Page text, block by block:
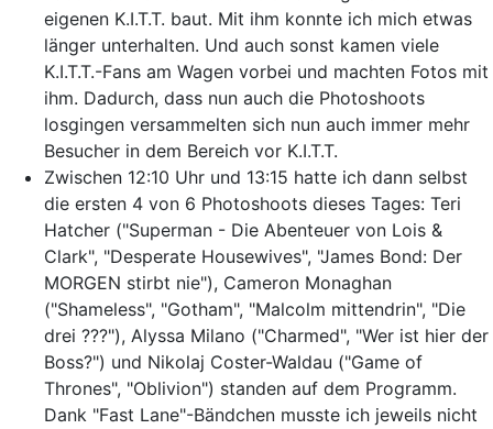
eigenen K.I.T.T. baut. Mit ihm konnte ich mich etwas
länger unterhalten. Und auch sonst kamen viele
K.I.T.T.-Fans am Wagen vorbei und machten Fotos mit
ihm. Dadurch, dass nun auch die Photoshoots
losgingen versammelten sich nun auch immer mehr
Besucher in dem Bereich vor K.I.T.T.
Zwischen 12:10 Uhr und 13:15 hatte ich dann selbst
die ersten 4 von 6 Photoshoots dieses Tages: Teri
Hatcher ("Superman - Die Abenteuer von Lois &
Clark", "Desperate Housewives", "James Bond: Der
MORGEN stirbt nie"), Cameron Monaghan
("Shameless", "Gotham", "Malcolm mittendrin", "Die
drei ???"), Alyssa Milano ("Charmed", "Wer ist hier der
Boss?") und Nikolaj Coster-Waldau ("Game of
Thrones", "Oblivion") standen auf dem Programm.
Dank "Fast Lane"-Bändchen musste ich jeweils nicht